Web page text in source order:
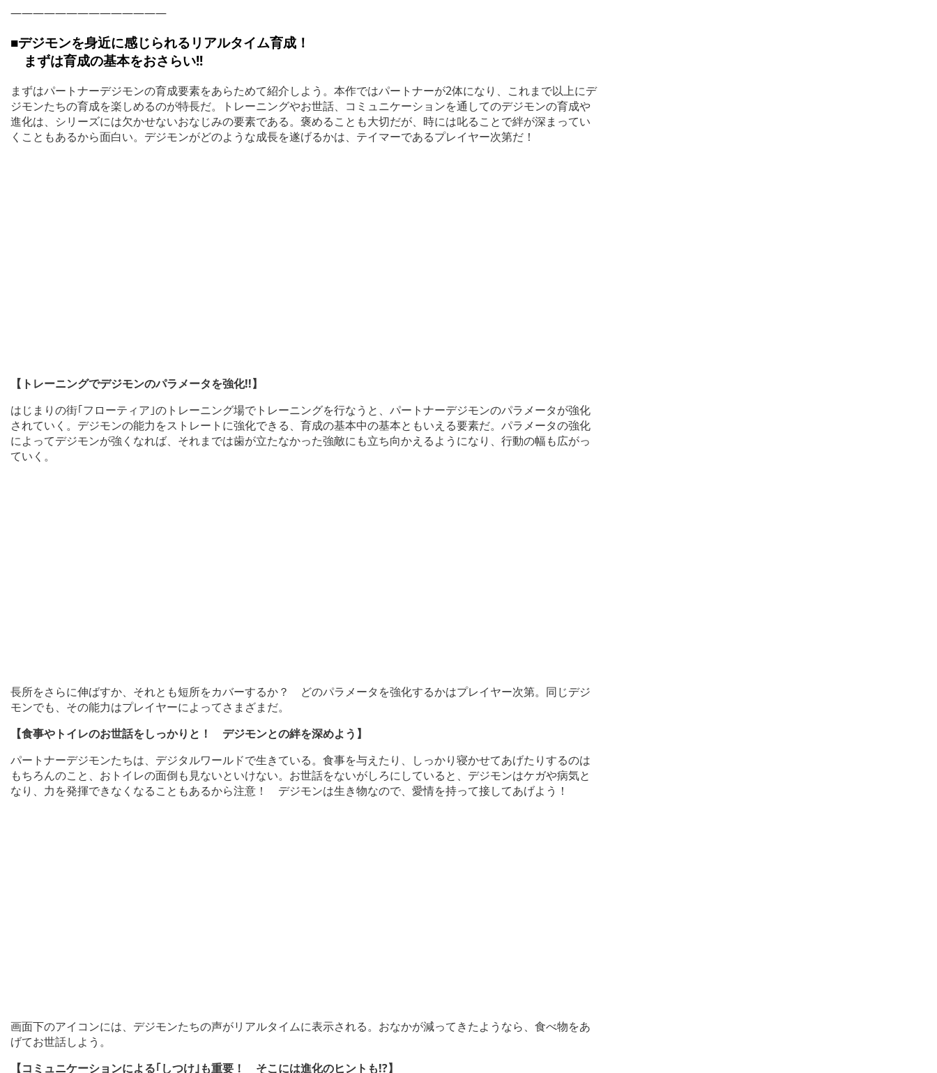
——————————————
■デジモンを身近に感じられるリアルタイム育成！
まずは育成の基本をおさらい!!
まずはパートナーデジモンの育成要素をあらためて紹介しよう。本作ではパートナーが2体になり、これまで以上にデ
ジモンたちの育成を楽しめるのが特長だ。トレーニングやお世話、コミュニケーションを通してのデジモンの育成や
進化は、シリーズには欠かせないおなじみの要素である。褒めることも大切だが、時には叱ることで絆が深まってい
くこともあるから面白い。デジモンがどのような成長を遂げるかは、テイマーであるプレイヤー次第だ！
【トレーニングでデジモンのパラメータを強化!!】
はじまりの街｢フローティア｣のトレーニング場でトレーニングを行なうと、パートナーデジモンのパラメータが強化
されていく。デジモンの能力をストレートに強化できる、育成の基本中の基本ともいえる要素だ。パラメータの強化
によってデジモンが強くなれば、それまでは歯が立たなかった強敵にも立ち向かえるようになり、行動の幅も広がっ
ていく。
長所をさらに伸ばすか、それとも短所をカバーするか？ どのパラメータを強化するかはプレイヤー次第。同じデジ
モンでも、その能力はプレイヤーによってさまざまだ。
【食事やトイレのお世話をしっかりと！ デジモンとの絆を深めよう】
パートナーデジモンたちは、デジタルワールドで生きている。食事を与えたり、しっかり寝かせてあげたりするのは
もちろんのこと、おトイレの面倒も見ないといけない。お世話をないがしろにしていると、デジモンはケガや病気と
なり、力を発揮できなくなることもあるから注意！ デジモンは生き物なので、愛情を持って接してあげよう！
画面下のアイコンには、デジモンたちの声がリアルタイムに表示される。おなかが減ってきたようなら、食べ物をあ
げてお世話しよう。
【コミュニケーションによる｢しつけ｣も重要！ そこには進化のヒントも!?】